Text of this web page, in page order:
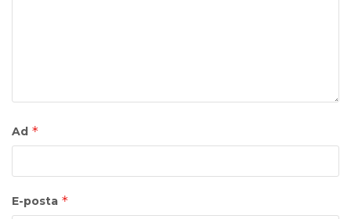
Ad *
E-posta *